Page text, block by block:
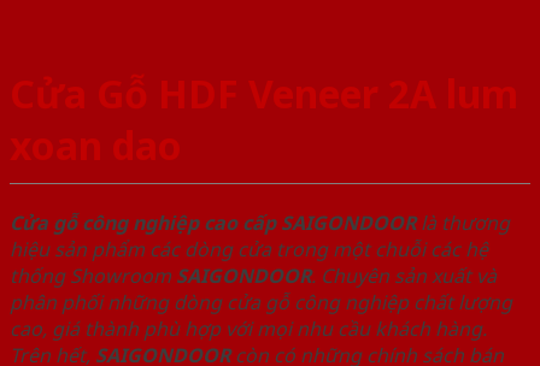
Cửa Gỗ HDF Veneer 2A lum
xoan dao
Cửa gỗ công nghiệp cao cấp SAIGONDOORlà thương
hiệu sản phẩm các dòng cửa trong một chuỗi các hệ
thống Showroom SAIGONDOOR. Chuyên sản xuất và
phân phối những dòng cửa gỗ công nghiệp chất lượng
cao, giá thành phù hợp với mọi nhu cầu khách hàng.
Trên hết, SAIGONDOORcòn có những chính sách bán